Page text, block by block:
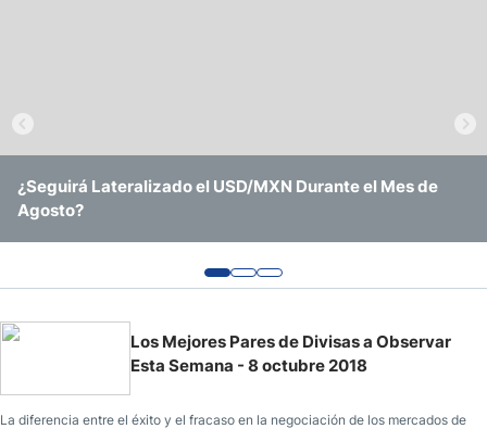
Precio del Petróleo
Pronóstico Semanal Forex
¿Seguirá Lateralizado el USD/MXN Durante el Mes de
Agosto?
EUR/USD Continúa Operando Sin Ninguna Convicción
Clara
USD/BRL Se Mantiene en Rango Amid Recorte de Tasas y
Vigilancia Electoral
Los Mejores Pares de Divisas a Observar
Esta Semana - 8 octubre 2018
La diferencia entre el éxito y el fracaso en la negociación de los mercados de